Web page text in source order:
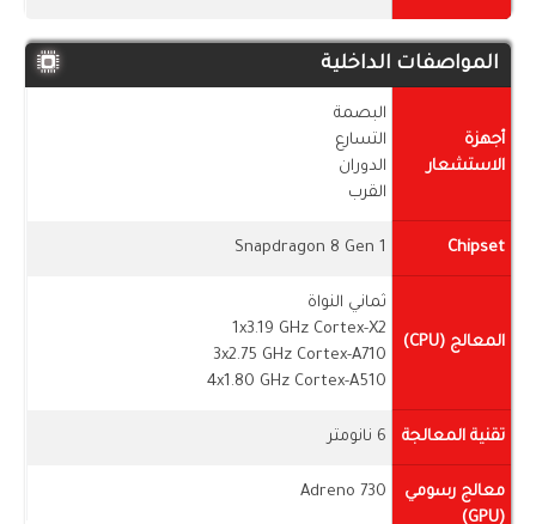
المواصفات الداخلية
أجهزة
الاستشعار
البصمة
التسارع
الدوران
القرب
Chipset
Snapdragon 8 Gen 1
المعالج (CPU)
ثماني النواة
1x3.19 GHz Cortex-X2
3x2.75 GHz Cortex-A710
4x1.80 GHz Cortex-A510
تقنية المعالجة 6 نانومتر
معالج رسومي
(GPU)
Adreno 730